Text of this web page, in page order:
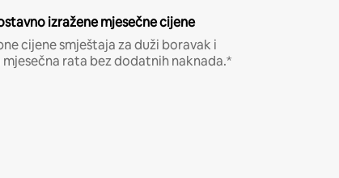
izražene mjesečne cijene
cijene smještaja za duži boravak i
mjesečna rata bez dodatnih naknada.*